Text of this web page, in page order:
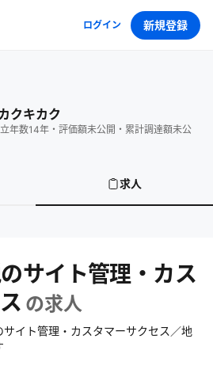
ログイン 新規登録
クキカク
年数14年 ・ 評価額未公開 ・ 累計調達額未公
求人
サイト管理・カス
の求人
サイト管理・カスタマーサクセス／地